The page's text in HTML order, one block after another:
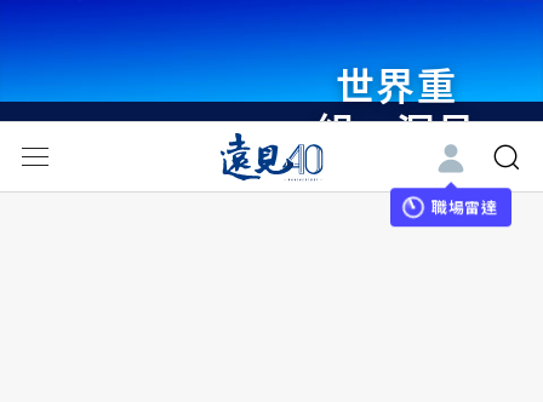
世界重
組・洞見
未來 與
世界領袖
職場雷達